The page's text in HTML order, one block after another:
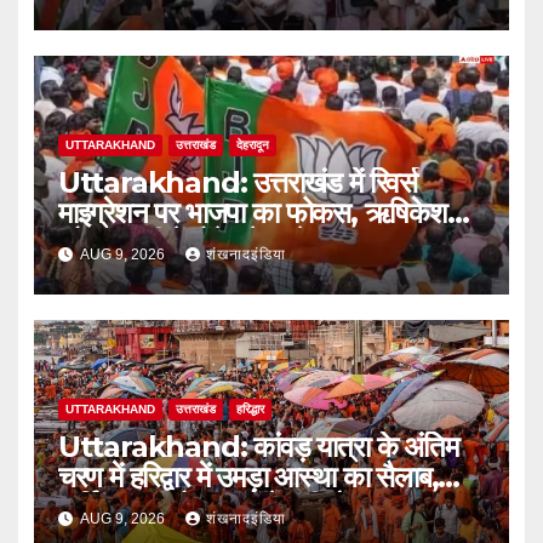
UTTARAKHAND उत्तराखंड देहरादून
Uttarakhand: उत्तराखंड में रिवर्स
माइग्रेशन पर भाजपा का फोकस, ऋषिकेश
और हल्द्वानी में होंगे बड़े सम्मेलन
AUG 9, 2026 शंखनादइंडिया
UTTARAKHAND उत्तराखंड हरिद्धार
Uttarakhand: कांवड़ यात्रा के अंतिम
चरण में हरिद्वार में उमड़ा आस्था का सैलाब,
पार्किंग फुल तो बाजारों में बढ़ी रौनक
AUG 9, 2026 शंखनादइंडिया